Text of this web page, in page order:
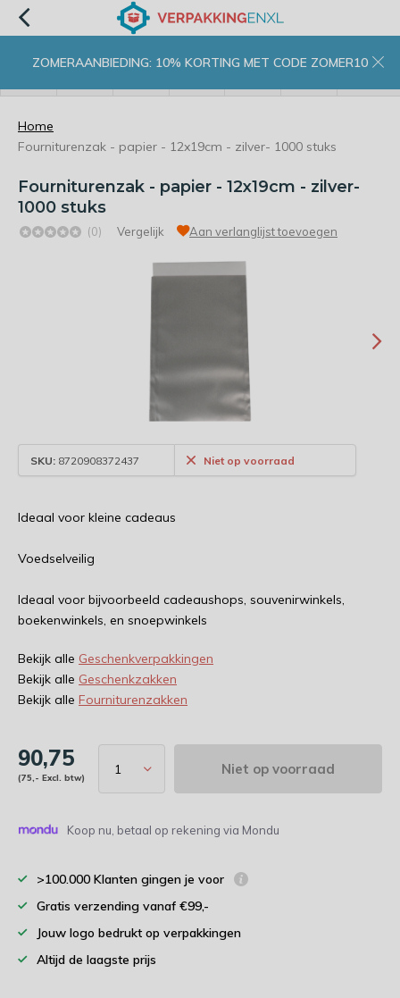
ZOMERAANBIEDING: 10% KORTING MET CODE ZOMER10
Home
Fourniturenzak - papier - 12x19cm - zilver- 1000 stuks
Fourniturenzak - papier - 12x19cm - zilver-
1000 stuks
(0) Vergelijk Aan verlanglijst toevoegen
SKU: 8720908372437 Niet op voorraad
Ideaal voor kleine cadeaus
Voedselveilig
Ideaal voor bijvoorbeeld cadeaushops, souvenirwinkels,
boekenwinkels, en snoepwinkels
Bekijk alle Geschenkverpakkingen
Bekijk alle Geschenkzakken
Bekijk alle Fourniturenzakken
90,75
(75,- Excl. btw)
Niet op voorraad
Koop nu, betaal op rekening via Mondu
>100.000 Klanten gingen je voor
Gratis verzending vanaf €99,-
Jouw logo bedrukt op verpakkingen
Altijd de laagste prijs